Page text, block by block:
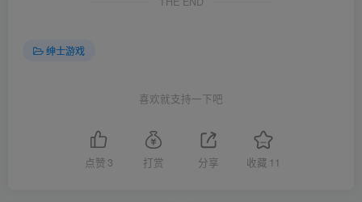
绅士游戏
喜欢就支持一下吧
点赞 3 打赏 分享 收藏 11